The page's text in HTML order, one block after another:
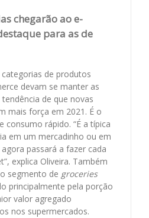
chegarão ao e-
para as de
de produtos
devam se manter as
de que novas
mais força em 2021. É o
consumo rápido. “É a típica
em um mercadinho ou em
passará a fazer cada
explica Oliveira. Também
segmento de groceries
principalmente pela porção
valor agregado
nos supermercados.